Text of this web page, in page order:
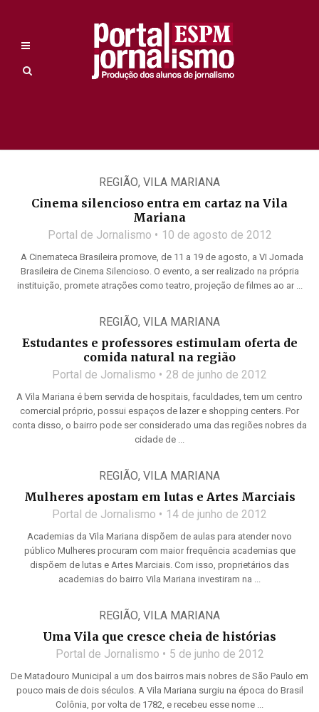
REGIÃO, VILA MARIANA
Cinema silencioso entra em cartaz na Vila
Mariana
Portal de Jornalismo 10 de agosto de 2012
A Cinemateca Brasileira promove, de 11 a 19 de agosto, a VI Jornada
Brasileira de Cinema Silencioso. O evento, a ser realizado na própria
instituição, promete atrações como teatro, projeção de filmes ao ar ...
REGIÃO, VILA MARIANA
Estudantes e professores estimulam oferta de
comida natural na região
Portal de Jornalismo 28 de junho de 2012
A Vila Mariana é bem servida de hospitais, faculdades, tem um centro
comercial próprio, possui espaços de lazer e shopping centers. Por
conta disso, o bairro pode ser considerado uma das regiões nobres da
cidade de ...
REGIÃO, VILA MARIANA
Mulheres apostam em lutas e Artes Marciais
Portal de Jornalismo 14 de junho de 2012
Academias da Vila Mariana dispõem de aulas para atender novo
público Mulheres procuram com maior frequência academias que
dispõem de lutas e Artes Marciais. Com isso, proprietários das
academias do bairro Vila Mariana investiram na ...
REGIÃO, VILA MARIANA
Uma Vila que cresce cheia de histórias
Portal de Jornalismo 5 de junho de 2012
De Matadouro Municipal a um dos bairros mais nobres de São Paulo em
pouco mais de dois séculos. A Vila Mariana surgiu na época do Brasil
Colônia, por volta de 1782, e recebeu esse nome ...